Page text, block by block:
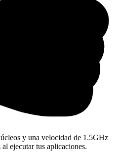
y una velocidad de 1.5GHz
ejecutar tus aplicaciones.